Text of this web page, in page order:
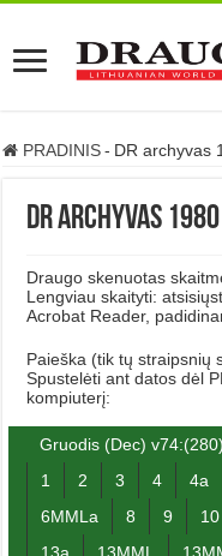
PRADINIS - DR archyvas
DR archyvas 1980
Draugo skenuotas
Lengviau skaityti:
Acrobat Reader,
Paieška (tik tų straipsnių
Spustelėti ant datos dėl
kompiuterį:
Gruodis (Dec)
1
2 3 4 4a
6MMLa
8 9 10